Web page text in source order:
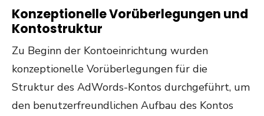
Konzeptionelle Vorüberlegungen und
Kontostruktur
Zu Beginn der Kontoeinrichtung wurden
konzeptionelle Vorüberlegungen für die
Struktur des AdWords-Kontos durchgeführt, um
den benutzerfreundlichen Aufbau des Kontos